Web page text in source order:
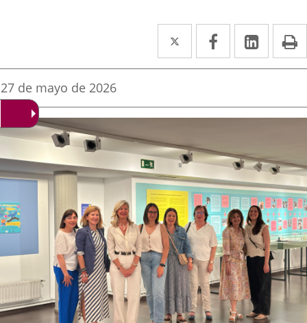
Twitter
Enlace
a
aplicación
Facebook
Enlace
a
aplicación
Enlace
a
Fecha
de
noticia
27 de mayo de 2026